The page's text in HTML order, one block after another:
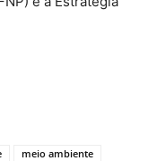
meio ambiente